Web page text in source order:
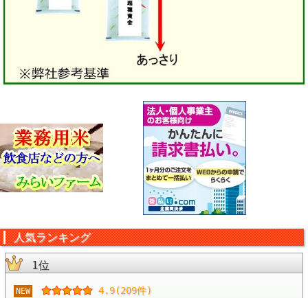
人気ランキング
1位
NEW 4.9(209件)